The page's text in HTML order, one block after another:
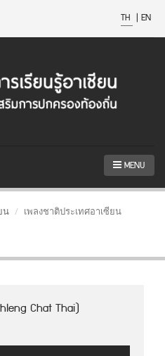
TH | EN
MENU
น เพลงชาติประเทศอาเซียน
Chat Thai)